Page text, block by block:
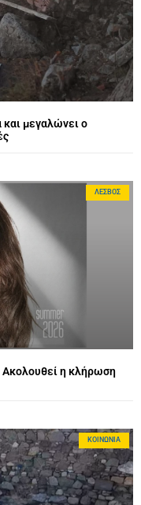
μεγαλώνει ο
ΛΈΣΒΟΣ
Ακολουθεί η κλήρωση
ΚΟΙΝΩΝΊΑ